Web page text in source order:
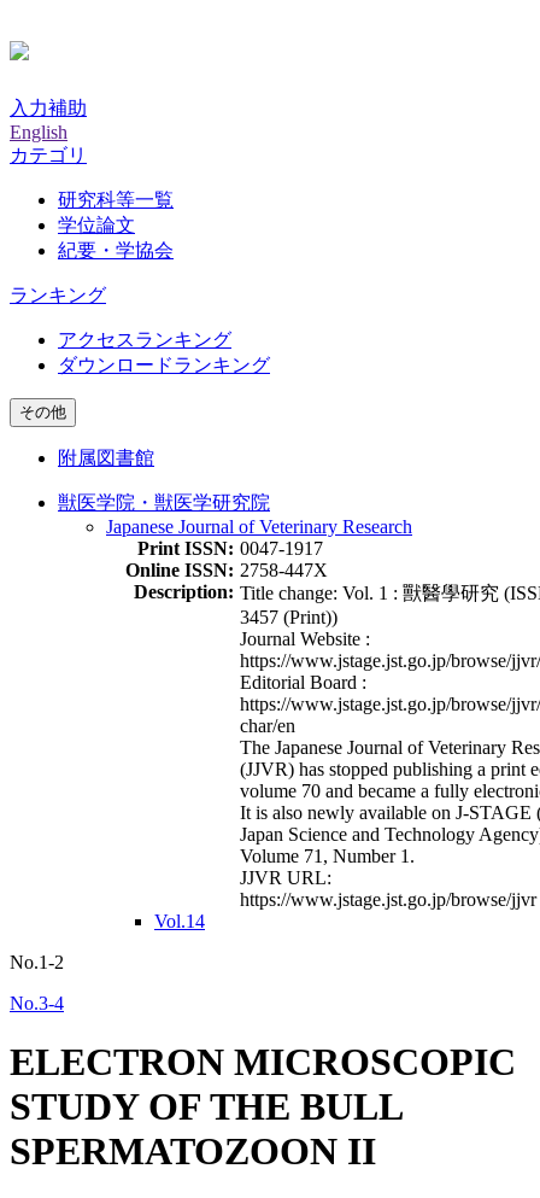
入力補助
English
カテゴリ
研究科等一覧
学位論文
紀要・学協会
ランキング
アクセスランキング
ダウンロードランキング
その他
附属図書館
獣医学院・獣医学研究院
Japanese Journal of Veterinary Research
Print ISSN: 0047-1917
Online ISSN: 2758-447X
Description: Title change: Vol. 1 : 獸醫學研究
3457 (Print))
Journal Website :
https://www.jstage.jst.go.jp/browse/
Editorial Board :
https://www.jstage.jst.go.jp/browse/
char/en
The Japanese Journal of Veterinary
(JJVR) has stopped publishing a print
volume 70 and became a fully
It is also newly available on J-STAGE
Japan Science and Technology
Volume 71, Number 1.
JJVR URL:
https://www.jstage.jst.go.jp/browse/jjvr
Vol.14
No.1-2
No.3-4
ELECTRON MICROSCOPIC
STUDY OF THE BULL
SPERMATOZOON II